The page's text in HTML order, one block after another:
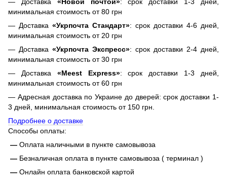
— Доставка «Новой почтой»: срок доставки 1-3 дней,
минимальная стоимость от 80 грн
— Доставка «Укрпочта Стандарт»: срок доставки 4-6 дней,
минимальная стоимость от 20 грн
— Доставка «Укрпочта Экспресс»: срок доставки 2-4 дней,
минимальная стоимость от 30 грн
— Доставка «Meest Express»: срок доставки 1-3 дней,
минимальная стоимость от 60 грн
— Адресная доставка по Украине до дверей: срок доставки 1-
3 дней, минимальная стоимость от 150 грн.
Подробнее о доставке
Способы оплаты:
— Оплата наличными в пункте самовывоза
— Безналичная оплата в пункте самовывоза ( терминал )
— Онлайн оплата банковской картой